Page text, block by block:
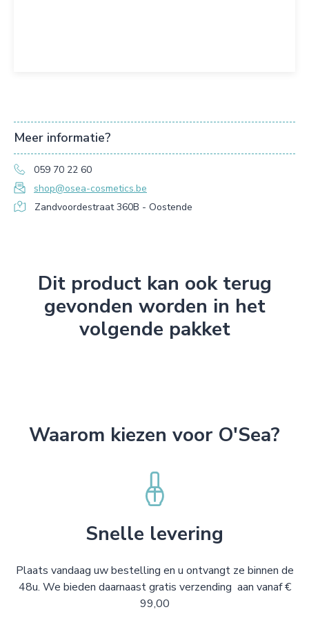
Meer informatie?
059 70 22 60
shop@osea-cosmetics.be
Zandvoordestraat 360B - Oostende
Dit product kan ook terug
gevonden worden in het
volgende pakket
Waarom kiezen voor O'Sea?
Snelle levering
Plaats vandaag uw bestelling en u ontvangt ze binnen de
48u. We bieden daarnaast gratis verzending aan vanaf €
99,00